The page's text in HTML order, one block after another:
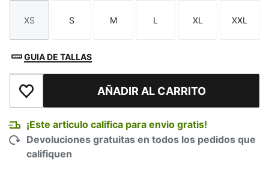
Talla
XS
Talla
S
Talla
M
Talla
L
Talla
XL
Talla
XXL
GUIA DE TALLAS
Añadir a la lista de deseosAÑADIR AL CARRITO
¡Este articulo califica para envio gratis!
Devoluciones gratuitas en todos los pedidos que
califiquen